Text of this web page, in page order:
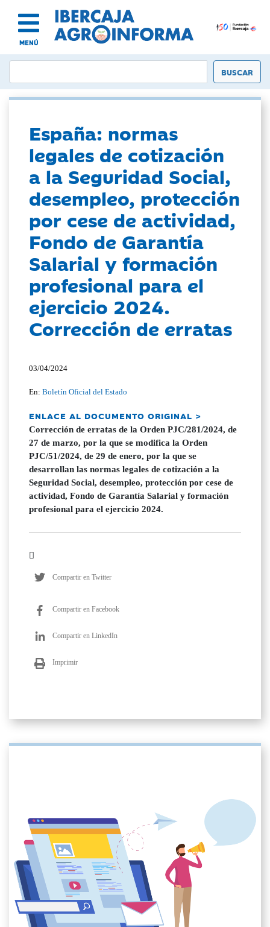
MENÚ
España: normas
legales de cotización
a la Seguridad Social,
desempleo, protección
por cese de actividad,
Fondo de Garantía
Salarial y formación
profesional para el
ejercicio 2024.
Corrección de erratas
03/04/2024
En:Boletín Oficial del Estado
ENLACE AL DOCUMENTO ORIGINAL >
Corrección de erratas de la Orden PJC/281/2024, de
27 de marzo, por la que se modifica la Orden
PJC/51/2024, de 29 de enero, por la que se
desarrollan las normas legales de cotización a la
Seguridad Social, desempleo, protección por cese de
actividad, Fondo de Garantía Salarial y formación
profesional para el ejercicio 2024.
Compartir en Twitter
Compartir en Facebook
Compartir en LinkedIn
Imprimir